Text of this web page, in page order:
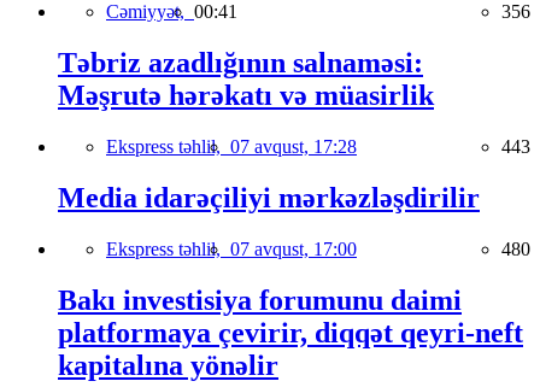
Cəmiyyət, 00:41 356
Təbriz azadlığının salnaməsi:
Məşrutə hərəkatı və müasirlik
Ekspress təhlil, 07 avqust, 17:28 443
Media idarəçiliyi mərkəzləşdirilir
Ekspress təhlil, 07 avqust, 17:00 480
Bakı investisiya forumunu daimi
platformaya çevirir, diqqət qeyri-neft
kapitalına yönəlir